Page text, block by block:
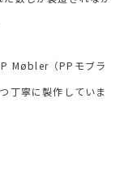
Møbler （PP モブラ
丁寧に製作していま